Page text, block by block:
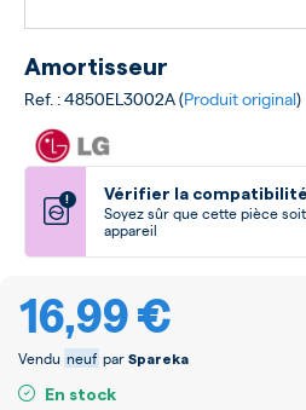
Amortisseur
Ref. : 4850EL3002A (Produit original)
! Vérifier la compatibilité
Soyez sûr que cette pièce
appareil
16,99 €
Vendu neuf par Spareka
En stock